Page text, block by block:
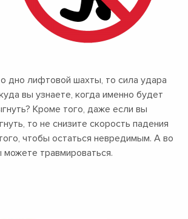
дно лифтовой шахты, то сила удара
вы узнаете, когда именно будет
Кроме того, даже если вы
то не снизите скорость падения
чтобы остаться невредимым. А во
травмироваться.